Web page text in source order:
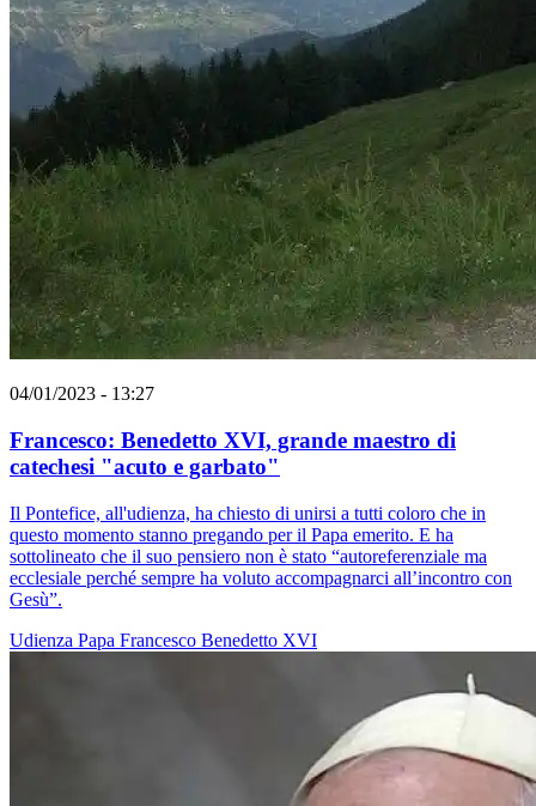
04/01/2023 - 13:27
Francesco: Benedetto XVI, grande maestro di
catechesi "acuto e garbato"
Il Pontefice, all'udienza, ha chiesto di unirsi a tutti coloro che in
questo momento stanno pregando per il Papa emerito. E ha
sottolineato che il suo pensiero non è stato “autoreferenziale ma
ecclesiale perché sempre ha voluto accompagnarci all’incontro con
Gesù”.
Udienza Papa Francesco Benedetto XVI